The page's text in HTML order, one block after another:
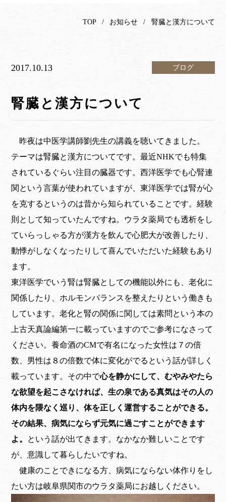
TOP お知らせ 腎臓と漢方について
2017.10.13 ブログ
腎臓と漢方について
昨夜は中医学講師劉先生の講義を聴いてきました。
テーマは腎臓と漢方についてです。最近NHKでも特集
されているぐらい注目の臓器です。西洋医学でも心腎連
関という言葉が使われていますが、東洋医学では腎が心
を克するというのは昔から知られていることです。経験
則として知っていたんですね。ウラタ薬局でも透析をし
ていらっしゃる方が漢方を飲んで心肥大が改善したり、
動悸がしなくなったりして喜んでいただいた経験もあり
ます。
東洋医学でいう腎は腎臓としての機能以外にも、老化に
関係したり、ホルモンバランスを整えたりという働きも
しています。老化と腎の関係に関しては素問という本の
上古天真論編第一に載っていますのでご参考になさって
ください。養命酒のCMで有名になった女性は７の倍
数、男性は８の倍数で体に変化がでるという話が詳しく
載っています。その中で心を静かにして、むやみやたら
な欲望を起こさなければ、生の泉である真気はその人の
体内を隈なく巡り、体を正しく運営することができる。
その結果、病気にならず元気に過ごすことができます
よ。 という話が出てきます。なかなか難しいことです
が、意識して暮らしたいですね。
健康のことできになる方、病気にならない体作りをし
たい方は岐阜県関市のウラタ薬局にお越しください。